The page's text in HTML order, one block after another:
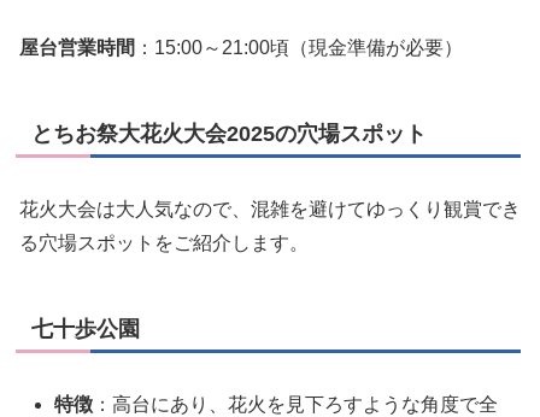
屋台営業時間 ：15:00～21:00頃（現金準備が必要）
とちお祭大花火大会2025の穴場スポット
花火大会は大人気なので、混雑を避けてゆっくり観賞でき
る穴場スポットをご紹介します。
七十歩公園
特徴 ：高台にあり、花火を見下ろすような角度で全